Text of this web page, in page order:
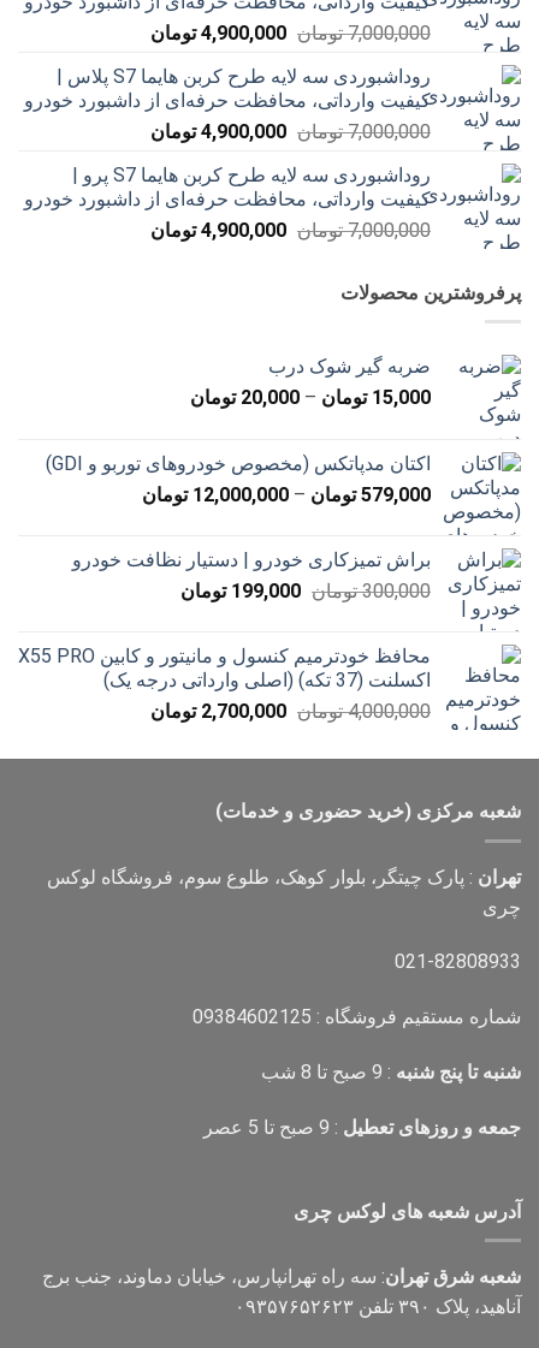
بود. است.
7,000,000 تومان قیمت
7,000,000 تومان
بود.
4,900,000 تومانقیمت
4,900,000 تومان
است.
روداشبوردی سه‌ لایه طرح کربن هایما S7 پلاس |
کیفیت وارداتی، محافظت حرفه‌ای از داشبورد خودرو
7,000,000 تومان قیمت
7,000,000 تومان
بود.
4,900,000 تومانقیمت
است.
روداشبوردی سه‌ لایه طرح کربن هایما S7 پرو |
کیفیت وارداتی، محافظت حرفه‌ای از داشبورد خودرو
7,000,000 تومان قیمت
4,900,000 تومانقیمت
پرفروشترین محصولات
ضربه گیر شوک درب
15,000 تومان –
20,000 تومان
تا
20,000 تومان
اکتان مدپاتکس (مخصوص خودروهای توربو و GDI)
579,000 تومان –
12,000,000 تومان
تا
براش تمیزکاری خودرو | دستیار نظافت خودرو
300,000 تومان قیمت
بود.
199,000 تومانقیمت
است.
محافظ خودترمیم کنسول و مانیتور و کابین X55 PRO
اکسلنت (37 تکه) (اصلی وارداتی درجه یک)
4,000,000 تومان قیمت
4,000,000 تومان
2,700,000 تومانقیمت
2,700,000 تومان
شعبه مرکزی (خرید حضوری و خدمات)
تهران : پارک چیتگر، بلوار کوهک، طلوع سوم، فروشگاه لوکس
چری
021-82808933
شماره مستقیم فروشگاه : 09384602125
شنبه تا پنج شنبه : 9 صبح تا 8 شب
جمعه و روزهای تعطیل : 9 صبح تا 5 عصر
آدرس شعبه های لوکس چری
شعبه شرق تهران: سه راه تهرانپارس، خیابان دماوند، جنب برج
آناهید، پلاک ۳۹۰ تلفن ۰۹۳۵۷۶۵۲۶۲۳